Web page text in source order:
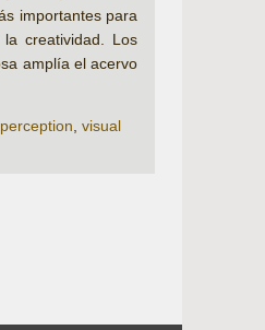
importantes para
creatividad. Los
amplía el acervo
, visual